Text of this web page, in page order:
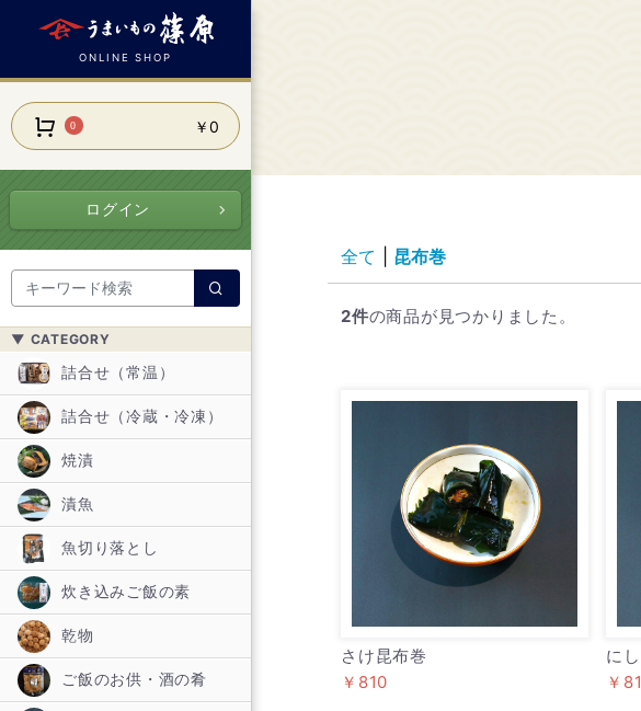
ONLINE SHOP
0 ￥0
ログイン
▼ CATEGORY
詰合せ（常温）
詰合せ（冷蔵・冷凍）
焼漬
漬魚
魚切り落とし
炊き込みご飯の素
乾物
ご飯のお供・酒の肴
全て 昆布巻
2件の商品が見つかりました。
さけ昆布巻
￥810
に
￥